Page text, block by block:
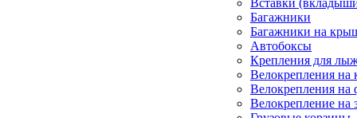
Вставки
Багажники
Багажники на
Автобоксы
Крепления для
Велокрепления
Велокрепления на
Велокрепление на